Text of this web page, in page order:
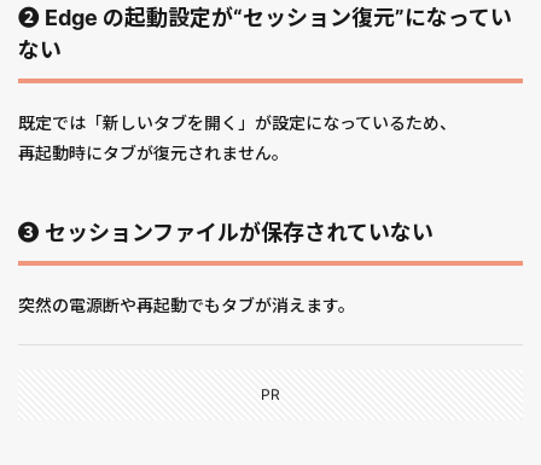
❷ Edge の起動設定が“セッション復元”になってい
ない
既定では「新しいタブを開く」が設定になっているため、
再起動時にタブが復元されません。
❸ セッションファイルが保存されていない
突然の電源断や再起動でもタブが消えます。
PR